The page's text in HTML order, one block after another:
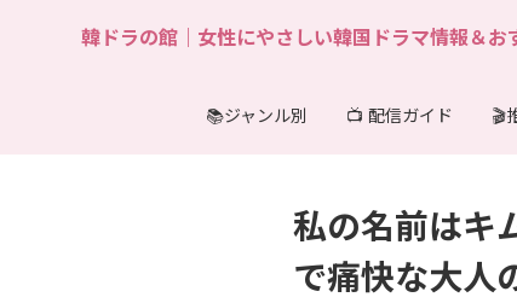
韓ドラの館｜女性にやさしい韓国ドラマ情報＆お
📚ジャンル別 📺 配信ガイド 🎬
私の名前はキ
で痛快な大人